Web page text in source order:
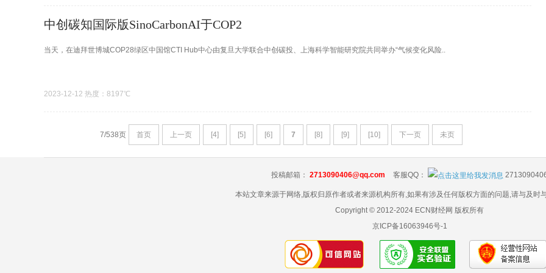
中创碳知国际版SinoCarbonAI于COP2
当天，在迪拜世博城COP28绿区中国馆CTI Hub中心由复旦大学联合中创碳投、上海科学智能研究院共同举办“气候变化风险..
2023-12-12 热度：8197℃
7/538页 首页 上一页 [4] [5] [6] 7 [8] [9] [10] 下一页 未页
投稿邮箱： 2713090406@qq.com 客服QQ：
本站文章来源于网络,版权归原作者或者来源机构所有,如果有涉及任何版权方面的问题,请与及时
Copyright © 2012-2024 ECN财经网 版权所有
京ICP备16063946号-1